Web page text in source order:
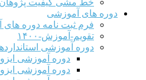
دوره های آموزشی
فرم ثبت نامه دوره
تقویم-آموزش-۱۴۰۰
دوره آموزشی
دوره آموزشی ایزو ۹۰۰۱
دوره آموزشی ایزو ۱۴۰۰۱